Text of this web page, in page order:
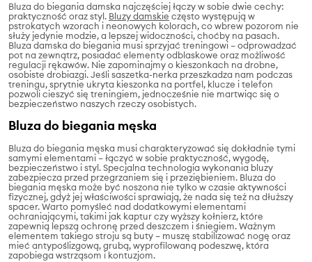
Bluza do biegania damska najczęściej łączy w sobie dwie cechy:
praktyczność oraz styl. Bluzy damskie często występują w
pstrokatych wzorach i neonowych kolorach, co wbrew pozorom nie
służy jedynie modzie, a lepszej widoczności, choćby na pasach.
Bluza damska do biegania musi sprzyjać treningowi – odprowadzać
pot na zewnątrz, posiadać elementy odblaskowe oraz możliwość
regulacji rękawów. Nie zapominajmy o kieszonkach na drobne,
osobiste drobiazgi. Jeśli saszetka-nerka przeszkadza nam podczas
treningu, sprytnie ukryta kieszonka na portfel, klucze i telefon
pozwoli cieszyć się treningiem, jednocześnie nie martwiąc się o
bezpieczeństwo naszych rzeczy osobistych.
Bluza do biegania męska
Bluza do biegania męska musi charakteryzować się dokładnie tymi
samymi elementami – łączyć w sobie praktyczność, wygodę,
bezpieczeństwo i styl. Specjalna technologia wykonania bluzy
zabezpiecza przed przegrzaniem się i przeziębieniem. Bluza do
biegania męska może być noszona nie tylko w czasie aktywności
fizycznej, gdyż jej właściwości sprawiają, że nada się też na dłuższy
spacer. Warto pomyśleć nad dodatkowymi elementami
ochraniającymi, takimi jak kaptur czy wyższy kołnierz, które
zapewnią lepszą ochronę przed deszczem i śniegiem. Ważnym
elementem takiego stroju są buty – muszę stabilizować nogę oraz
mieć antypoślizgową, grubą, wyprofilowaną podeszwę, która
zapobiega wstrząsom i kontuzjom.